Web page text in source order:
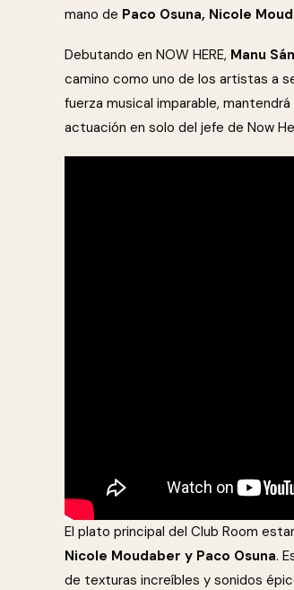
mano de Paco Osuna, Nicole
Debutando en NOW HERE, Manu
camino como uno de los artistas a
fuerza musical imparable,
actuación en solo del jefe de Now
El plato principal del Club Room
Nicole Moudaber y Paco Osuna.
de texturas increíbles y sonidos